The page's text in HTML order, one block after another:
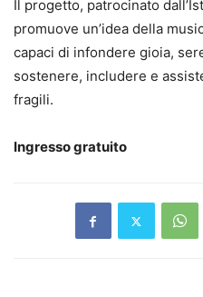
Il progetto, patrocinato
promuove un’idea della
capaci di infondere gioia,
sostenere, includere e
fragili.
Ingresso gratuito